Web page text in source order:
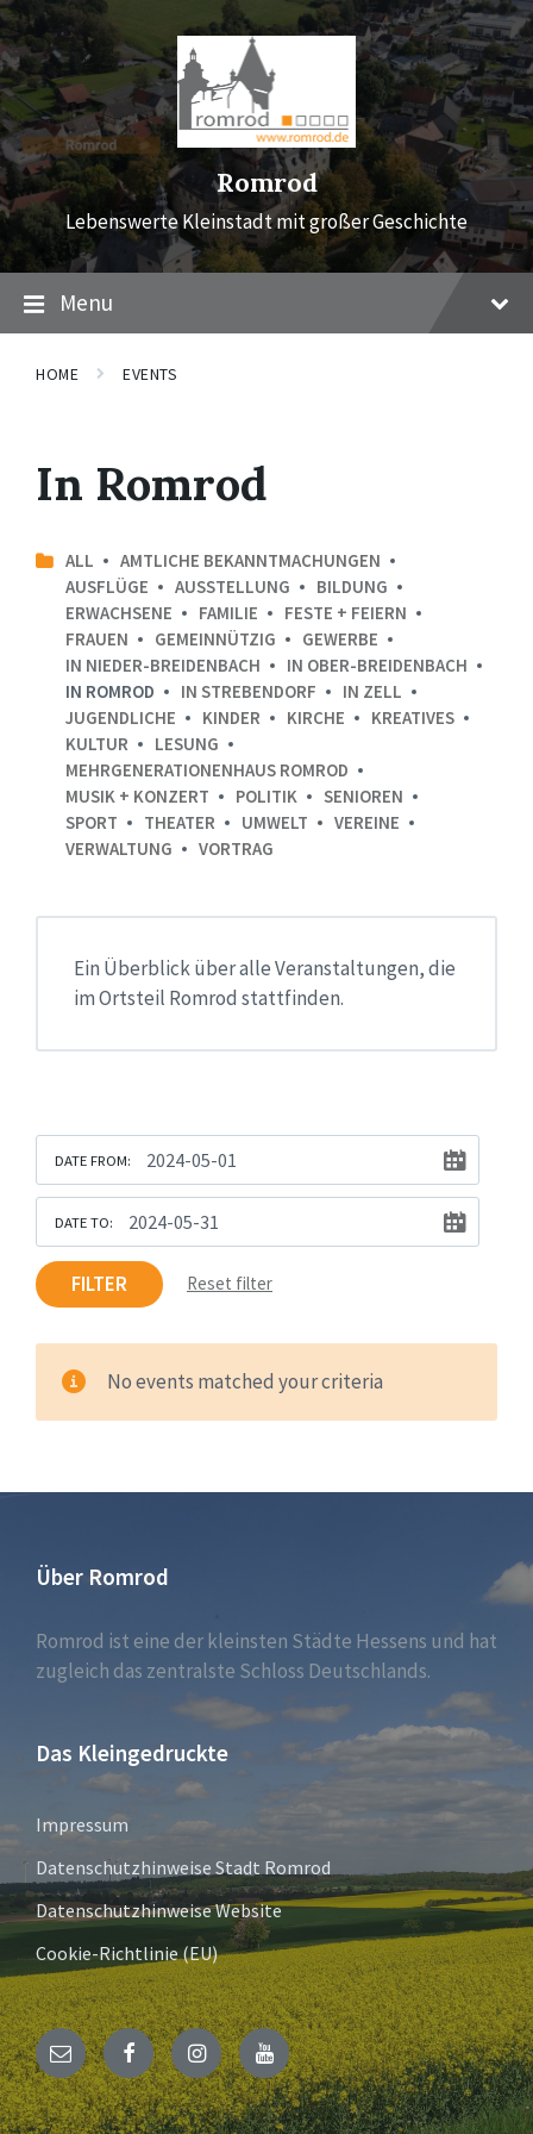
Skip
to
content
Skip
to
main
navigation
Skip
to
footer
Romrod
Lebenswerte Kleinstadt mit großer Geschichte
Menu
HOME EVENTS
In Romrod
ALL
AMTLICHE BEKANNTMACHUNGEN
AUSFLÜGE
AUSSTELLUNG
BILDUNG
ERWACHSENE
FAMILIE
FESTE + FEIERN
FRAUEN
GEMEINNÜTZIG
GEWERBE
IN NIEDER-BREIDENBACH
IN OBER-BREIDENBACH
IN ROMROD
IN STREBENDORF
IN ZELL
JUGENDLICHE
KINDER KIRCHE
KREATIVES
KULTUR
LESUNG
MEHRGENERATIONENHAUS ROMROD
MUSIK + KONZERT
POLITIK
SENIOREN
SPORT
THEATER UMWELT
VEREINE
VERWALTUNG
VORTRAG
Ein Überblick über alle Veranstaltungen, die
im Ortsteil Romrod stattfinden.
DATE FROM:
DATE TO:
FILTER Reset filter
No events matched your criteria
Über Romrod
Romrod ist eine der kleinsten Städte Hessens und hat
zugleich das zentralste Schloss Deutschlands.
Das Kleingedruckte
Impressum
Datenschutzhinweise Stadt Romrod
Datenschutzhinweise Website
Cookie-Richtlinie (EU)
E-
Mail
FacebookInstagramYouTube